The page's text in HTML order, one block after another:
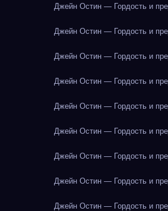
Джейн Остин — Гордость и
Джейн Остин — Гордость и
Джейн Остин — Гордость и
Джейн Остин — Гордость и
Джейн Остин — Гордость и
Джейн Остин — Гордость и
Джейн Остин — Гордость и
Джейн Остин — Гордость и
Джейн Остин — Гордость и